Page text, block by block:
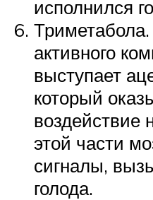
исполнился
активного
выступает
который
воздействие
этой части
сигналы,
голода.